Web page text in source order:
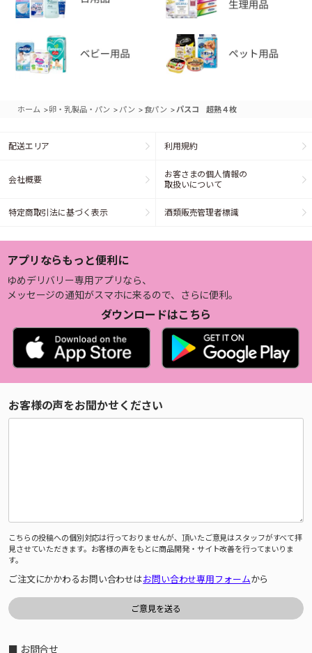
ホーム >卵・乳製品・パン > パン > 食パン > パスコ 超熟４枚
配送エリア 利用規約
会社概要
お客さまの個人情報の
取扱いについて
特定商取引法に基づく表示 酒類販売管理者標識
アプリならもっと便利に
ゆめデリバリー専用アプリなら、
メッセージの通知がスマホに来るので、さらに便利。
ダウンロードはこちら
お客様の声をお聞かせください
こちらの投稿への個別対応は行っておりませんが、頂いたご意見はスタッフがすべて拝
見させていただきます。お客様の声をもとに商品開発・サイト改善を行ってまいりま
す。
ご注文にかかわるお問い合わせはお問い合わせ専用フォームから
■ お問合せ